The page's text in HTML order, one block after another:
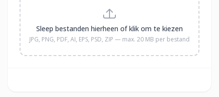
Sleep bestanden hierheen of klik om te kiezen
JPG, PNG, PDF, AI, EPS, PSD, ZIP — max. 20 MB per bestand